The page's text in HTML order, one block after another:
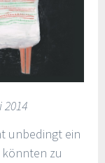
2014
unbedingt ein
könnten zu